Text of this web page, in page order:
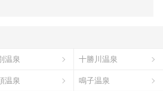
温泉 十勝川温泉
温泉 鳴子温泉